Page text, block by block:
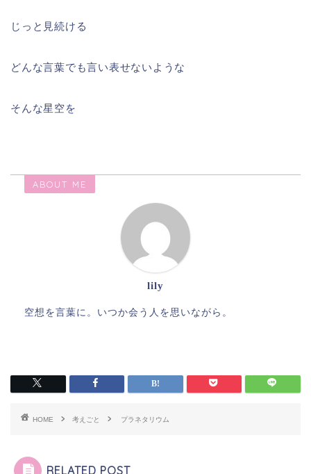
じっと見続ける
どんな言葉でも言い表せないような
そんな星空を
ABOUT ME
lily
空想を言葉に。いつか会う人を思いながら。
HOME 考えごと プラネタリウム
RELATED POST